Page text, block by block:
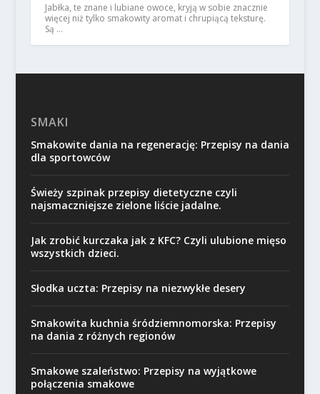
Jabłka, te znane i lubiane owoce, kryją w sobie znacznie
więcej niż tylko smakowity aromat i chrupiącą teksturę.
Są …
SMAKI
Smakowite dania na regenerację: Przepisy na dania
dla sportowców
Świeży szpinak przepisy dietetyczne czyli
najsmaczniejsze zielone liście jadalne.
Jak zrobić kurczaka jak z KFC? Czyli ulubione mięso
wszystkich dzieci.
Słodka uczta: Przepisy na niezwykłe desery
Smakowita kuchnia śródziemnomorska: Przepisy
na dania z różnych regionów
Smakowe szaleństwo: Przepisy na wyjątkowe
połączenia smakowe